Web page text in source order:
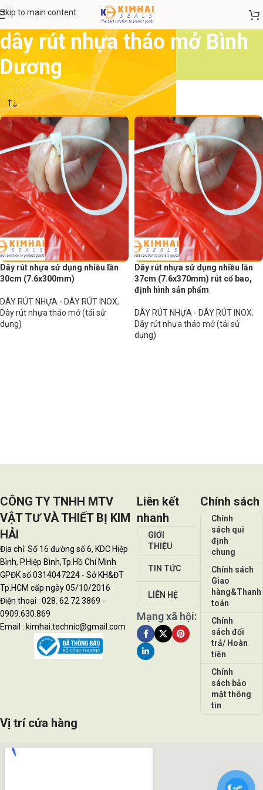
Skip to main content
dây rút nhựa tháo mở Bình
Dương
Dây rút nhựa sử dụng nhiều lần
30cm (7.6x300mm)
DÂY RÚT NHỰA - DÂY RÚT INOX,
Dây rút nhựa tháo mở (tái sử
dụng)
Dây rút nhựa sử dụng nhiều lần
37cm (7.6x370mm) rút cổ bao,
định hình sản phẩm
DÂY RÚT NHỰA - DÂY RÚT INOX,
Dây rút nhựa tháo mở (tái sử
dụng)
CÔNG TY TNHH MTV
VẬT TƯ VÀ THIẾT BỊ KIM
HẢI
Địa chỉ: Số 16 đường số 6, KDC Hiệp
Bình, P.Hiệp Bình,Tp.Hồ Chí Minh
GPĐK số 0314047224 - Sở KH&ĐT
Tp.HCM cấp ngày 05/10/2016
Điện thoại : 028. 62 72 3869 -
0909.630.869
Email : kimhai.technic@gmail.com
Liên kết
nhanh
GIỚI
THIỆU
TIN TỨC
LIÊN HỆ
Mạng xã hội:
Chính sách
Chính
sách qui
định
chung
Chính sách
Giao
hàng&Thanh
toán
Chính
sách đổi
trả/ Hoàn
tiền
Chính
sách bảo
mật thông
tin
Vị trí cửa hàng